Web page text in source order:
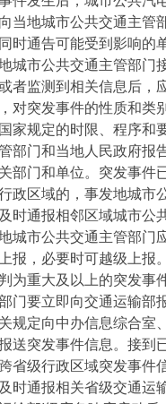
当地城市公共交通主管
时通告可能受到影响的
市公共交通主管部门
者监测到相关信息后，
对突发事件的性质和类
家规定的时限、程序和
部门和当地人民政府报
部门和单位。突发事件
政区域的，事发地城市
时通报相邻区域城市公
城市公共交通主管部门
报，必要时可越级上报。
重大及以上的突发事
门要立即向交通运输部
规定向中办信息综合室
送突发事件信息。接到
省级行政区域突发事件
时通报相关省级交通运